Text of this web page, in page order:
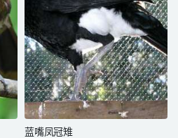
蓝嘴凤冠雉